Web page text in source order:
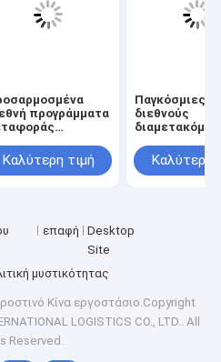
προγράμματα
σχεδιαστεί
να
και να
τα
Καλύτερη τιμή
Παγκόσμιες
διεθνούς
διασφαλίζουν
μετακίνηση
Καλύτερη
επαφή
Desktop
Site
μυστικότητας
Κίνα εργοστάσιο.Copyright
LOGISTICS CO., LTD.. All
Reserved.